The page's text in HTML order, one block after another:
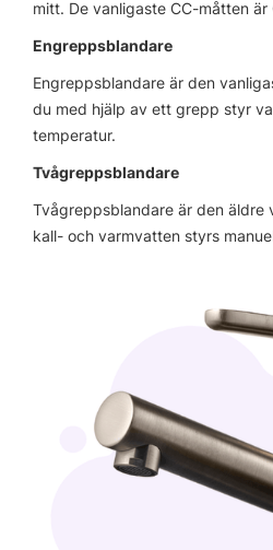
mitt. De vanligaste CC-måtten är
Engreppsblandare
Engreppsblandare är den
du med hjälp av ett grepp styr
temperatur.
Tvågreppsblandare
Tvågreppsblandare är den äldre
kall- och varmvatten styrs